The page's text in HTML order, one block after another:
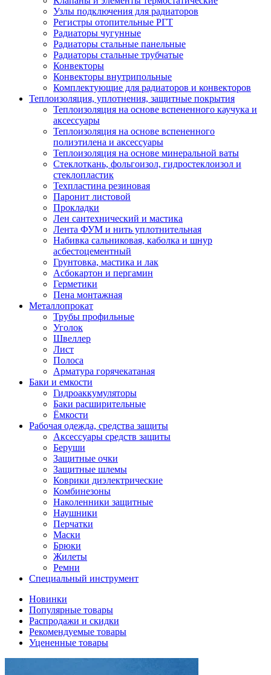
Узлы подключения для радиаторов
Регистры отопительные РГТ
Радиаторы чугунные
Радиаторы стальные панельные
Радиаторы стальные трубчатые
Конвекторы
Конвекторы внутрипольные
Комплектующие для радиаторов и конвекторов
Теплоизоляция, уплотнения, защитные покрытия
Теплоизоляция на основе вспененного каучука и
аксессуары
Теплоизоляция на основе вспененного
полиэтилена и аксессуары
Теплоизоляция на основе минеральной ваты
Стеклоткань, фольгоизол, гидростеклоизол и
стеклопластик
Техпластина резиновая
Паронит листовой
Прокладки
Лен сантехнический и мастика
Лента ФУМ и нить уплотнительная
Набивка сальниковая, каболка и шнур
асбестоцементный
Грунтовка, мастика и лак
Асбокартон и пергамин
Герметики
Пена монтажная
Металлопрокат
Трубы профильные
Уголок
Швеллер
Лист
Полоса
Арматура горячекатаная
Баки и емкости
Гидроаккумуляторы
Баки расширительные
Ёмкости
Рабочая одежда, средства защиты
Аксессуары средств защиты
Беруши
Защитные очки
Защитные шлемы
Коврики диэлектрические
Комбинезоны
Наколенники защитные
Наушники
Перчатки
Маски
Брюки
Жилеты
Ремни
Специальный инструмент
Новинки
Популярные товары
Распродажи и скидки
Рекомендуемые товары
Уцененные товары